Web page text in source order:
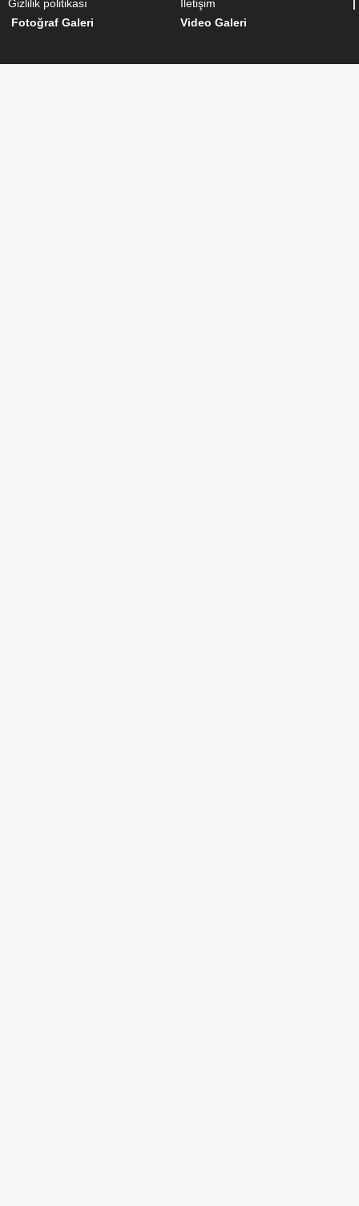
Gizlilik politikası İletişim
Fotoğraf Galeri
Video Galeri